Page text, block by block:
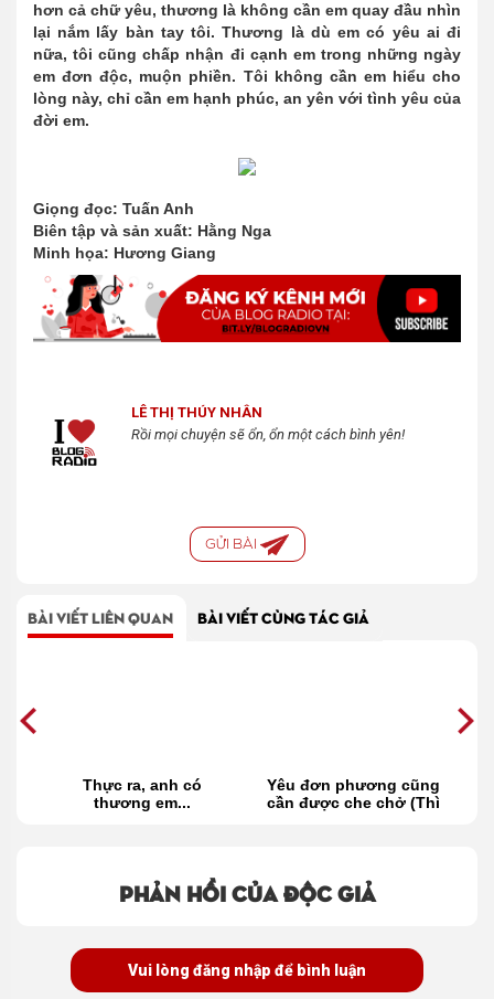
hơn cả chữ yêu, thương là không cần em quay đầu nhìn
lại nắm lấy bàn tay tôi. Thương là dù em có yêu ai đi
nữa, tôi cũng chấp nhận đi cạnh em trong những ngày
em đơn độc, muộn phiền. Tôi không cần em hiểu cho
lòng này, chỉ cần em hạnh phúc, an yên với tình yêu của
đời em.
Giọng đọc: Tuấn Anh
Biên tập và sản xuất: Hằng Nga
Minh họa: Hương Giang
LÊ THỊ THÚY NHÂN
Rồi mọi chuyện sẽ ổn, ổn một cách bình yên!
GỬI BÀI
BÀI VIẾT LIÊN QUAN BÀI VIẾT CÙNG TÁC GIẢ
Thực ra, anh có
thương em...
Yêu đơn phương cũng
cần được che chở (Thì
Phản hồi của độc giả
Vui lòng đăng nhập để bình luận